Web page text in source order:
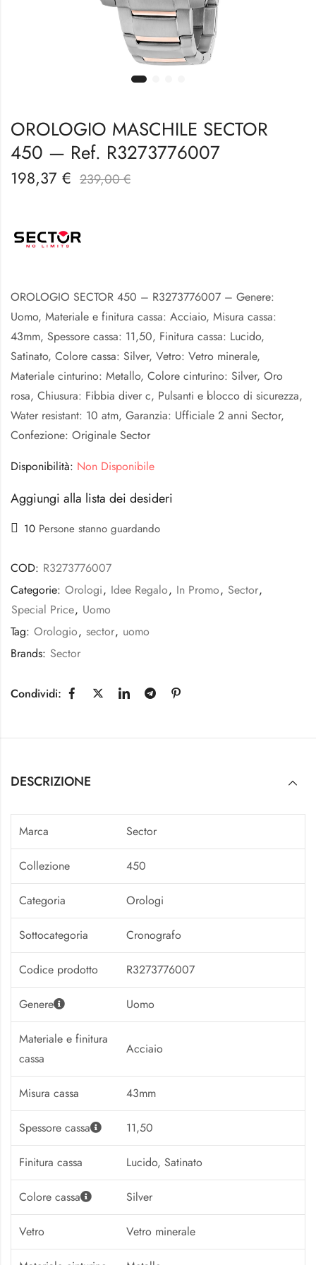
OROLOGIO MASCHILE SECTOR
450 — Ref. R3273776007
198,37 € 239,00€
OROLOGIO SECTOR 450 – R3273776007 – Genere:
Uomo, Materiale e finitura cassa: Acciaio, Misura cassa:
43mm, Spessore cassa: 11,50, Finitura cassa: Lucido,
Satinato, Colore cassa: Silver, Vetro: Vetro minerale,
Materiale cinturino: Metallo, Colore cinturino: Silver, Oro
rosa, Chiusura: Fibbia diver c, Pulsanti e blocco di sicurezza,
Water resistant: 10 atm, Garanzia: Ufficiale 2 anni Sector,
Confezione: Originale Sector
Disponibilità: Non Disponibile
Aggiungi alla lista dei desideri
10 Persone stanno guardando
COD: R3273776007
Categorie: Orologi, Idee Regalo, In Promo, Sector,
Special Price, Uomo
Tag: Orologio, sector, uomo
Brands: Sector
Condividi:
DESCRIZIONE
Marca Sector
Collezione 450
Categoria Orologi
Sottocategoria Cronografo
Codice prodotto R3273776007
Genere Uomo
Materiale e finitura
cassa
Acciaio
Misura cassa 43mm
Spessore cassa 11,50
Finitura cassa Lucido, Satinato
Colore cassa Silver
Vetro Vetro minerale